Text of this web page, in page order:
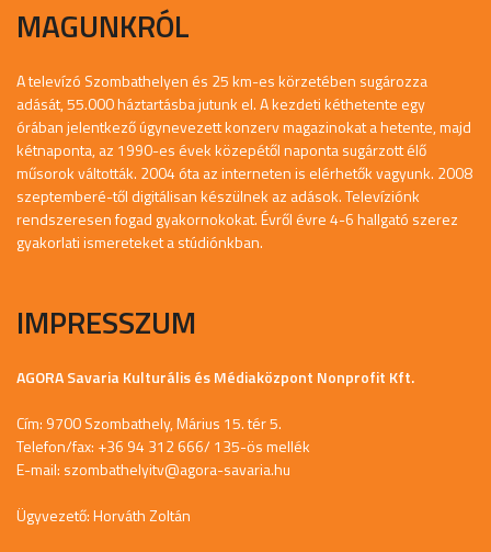
MAGUNKRÓL
A televízó Szombathelyen és 25 km-es körzetében sugározza
adását, 55.000 háztartásba jutunk el. A kezdeti kéthetente egy
órában jelentkező úgynevezett konzerv magazinokat a hetente, majd
kétnaponta, az 1990-es évek közepétől naponta sugárzott élő
műsorok váltották. 2004 óta az interneten is elérhetők vagyunk. 2008
szeptemberé-től digitálisan készülnek az adások. Televíziónk
rendszeresen fogad gyakornokokat. Évről évre 4-6 hallgató szerez
gyakorlati ismereteket a stúdiónkban.
IMPRESSZUM
AGORA Savaria Kulturális és Médiaközpont Nonprofit Kft.
Cím: 9700 Szombathely, Márius 15. tér 5.
Telefon/fax: +36 94 312 666/ 135-ös mellék
E-mail: szombathelyitv@agora-savaria.hu
Ügyvezető: Horváth Zoltán